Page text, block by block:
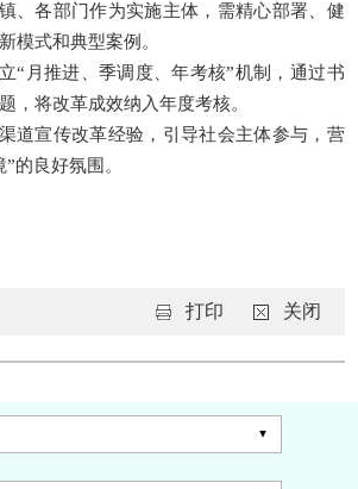
、各部门作为实施主体，需精心部署、健
模式和典型案例。
“月推进、季调度、年考核”机制，通过书
，将改革成效纳入年度考核。
道宣传改革经验，引导社会主体参与，营
的良好氛围。
打印 关闭